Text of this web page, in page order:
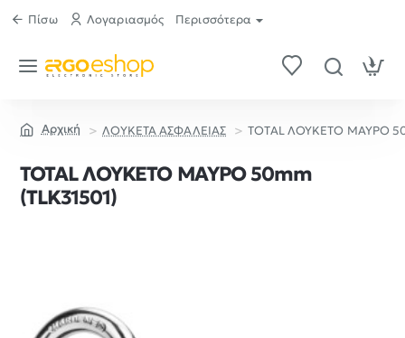
Πίσω Λογαριασμός Περισσότερα
ΛΟΥΚΕΤΑ ΑΣΦΑΛΕΙΑΣ TOTAL ΛΟΥΚΕΤΟ ΜΑΥΡΟ
TOTAL ΛΟΥΚΕΤΟ ΜΑΥΡΟ 50mm
(TLK31501)